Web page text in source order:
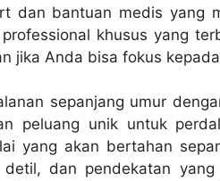
dan bantuan medis yang
khusus yang
jika Anda bisa fokus
sepanjang umur
peluang unik untuk
yang akan bertahan
dan pendekatan